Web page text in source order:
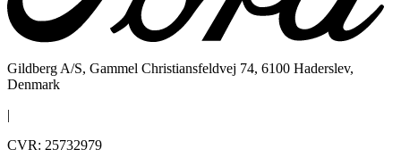
Gildberg A/S, Gammel Christiansfeldvej 74, 6100 Haderslev,
Denmark
|
CVR: 25732979